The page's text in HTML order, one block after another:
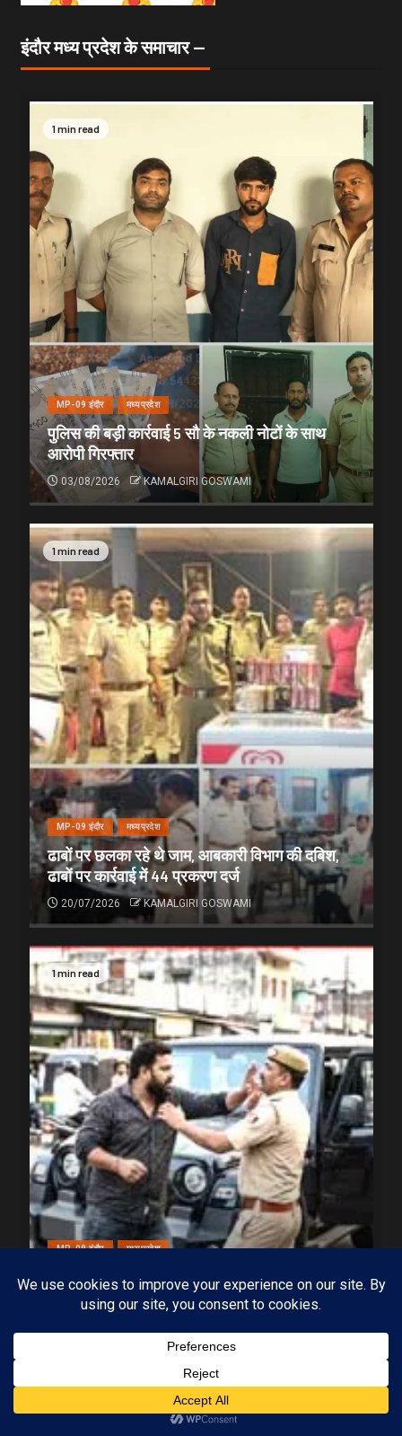
इंदौर मध्य प्रदेश के समाचार —
1 min read
MP-09 इंदौर मध्यप्रदेश
पुलिस की बड़ी कार्रवाई 5 सौ के नकली नोटों के साथ
आरोपी गिरफ्तार
03/08/2026 KAMALGIRI GOSWAMI
1 min read
MP-09 इंदौर मध्यप्रदेश
ढाबों पर छलका रहे थे जाम, आबकारी विभाग की दबिश,
ढाबों पर कार्रवाई में 44 प्रकरण दर्ज
20/07/2026 KAMALGIRI GOSWAMI
1 min read
MP-09 इंदौर मध्यप्रदेश
पुलिसकर्मी को फिर कुटा, इस बार ASI के भाई ने प्रधान
आरक्षक की कर दी पिटाई